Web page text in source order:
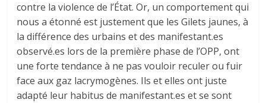
contre la violence de l’État. Or, un comportement qui
nous a étonné est justement que les Gilets jaunes, à
la différence des urbains et des manifestant.es
observé.es lors de la première phase de l’OPP, ont
une forte tendance à ne pas vouloir reculer ou fuir
face aux gaz lacrymogènes. Ils et elles ont juste
adapté leur habitus de manifestant.es et se sont